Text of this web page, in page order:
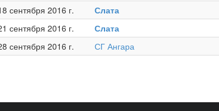
сентября 2016 г. Слата
сентября 2016 г. Слата
сентября 2016 г. СГ Ангара